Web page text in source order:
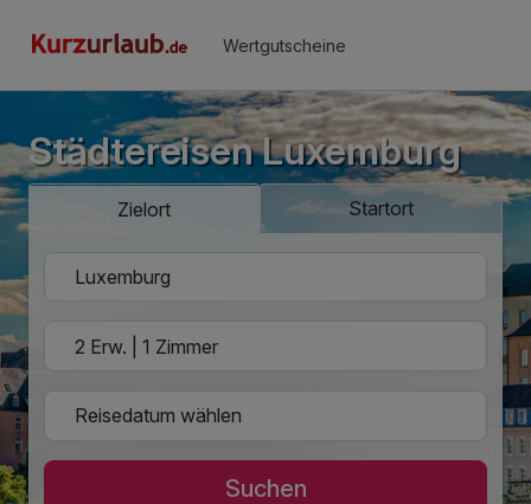
Wertgutscheine
Städtereisen Luxemburg
Zielort Startort
Suchen